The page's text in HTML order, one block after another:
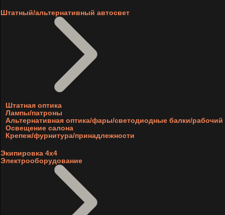
Штатный/альтернативный автосвет
Штатная оптика
Лампы/патроны
Альтернативная оптика/фары/светодиодные балки/рабочий
Освещение салона
Крепеж/фурнитура/принадлежности
Экипировка 4х4
Электрооборудование